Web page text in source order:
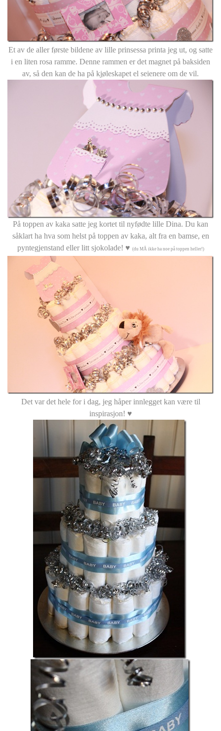
Et av de aller første bildene av lille prinsessa printa jeg ut, og satte
i en liten rosa ramme. Denne rammen er det magnet på baksiden
av, så den kan de ha på kjøleskapet el seienere om de vil.
På toppen av kaka satte jeg kortet til nyfødte lille Dina. Du kan
såklart ha hva som helst på toppen av kaka, alt fra en bamse, en
pyntegjenstand eller litt sjokolade! ♥ (du MÅ ikke ha noe på toppen heller!)
Det var det hele for i dag, jeg håper innlegget kan være til
inspirasjon! ♥